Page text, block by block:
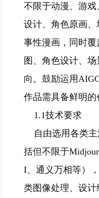
不限于动漫、游
设计、角色原画
事性漫画，同时
图、角色设计、
向。鼓励运用
作品需具备鲜明的
1.1技术要求
自由选用各类主
括但不限于
I、通义万相等）
类图像处理、设